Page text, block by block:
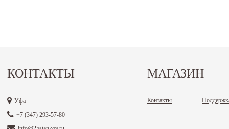
КОНТАКТЫ
Уфа
+7 (347) 293-57-80
МАГАЗИН
Контакты